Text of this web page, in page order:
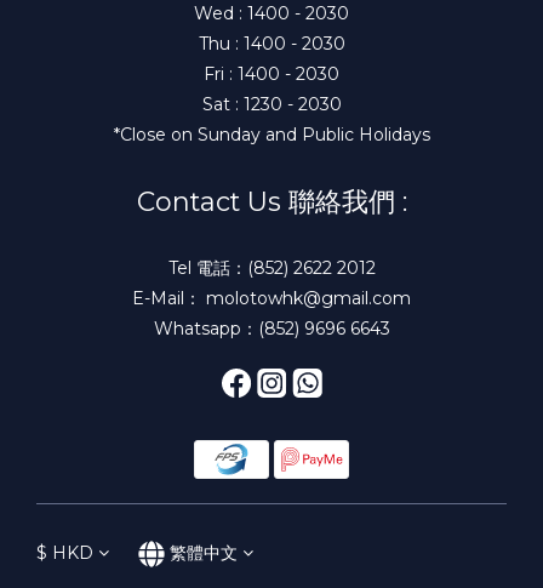
Wed : 1400 - 2030
Thu : 1400 - 2030
Fri : 1400 - 2030
Sat : 1230 - 2030
*Close on Sunday and Public Holidays
Contact Us 聯絡我們 :
Tel 電話：(852) 2622 2012
E-Mail： molotowhk@gmail.com
Whatsapp：(852) 9696 6643
$ HKD 繁體中文